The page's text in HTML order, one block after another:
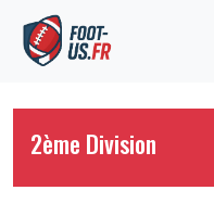
2ème Division